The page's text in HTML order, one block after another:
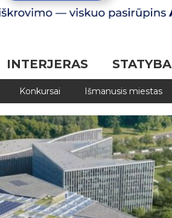
INTERJERAS STATYBA
Konkursai Išmanusis miestas